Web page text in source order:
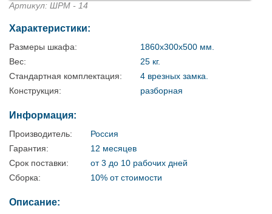
Артикул: ШРМ - 14
Характеристики:
Размеры шкафа:
1860х300х500 мм.
Вес:
25 кг.
Стандартная комплектация:
4 врезных замка.
Конструкция:
разборная
Информация:
Производитель:
Россия
Гарантия:
12 месяцев
Срок поставки:
от 3 до 10 рабочих дней
Сборка:
10% от стоимости
Описание: